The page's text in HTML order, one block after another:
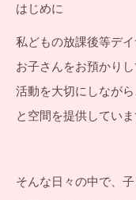
はじめに
私どもの放課後等デ
お子さんをお預かり
活動を大切にしなが
と空間を提供していま
そんな日々の中で、